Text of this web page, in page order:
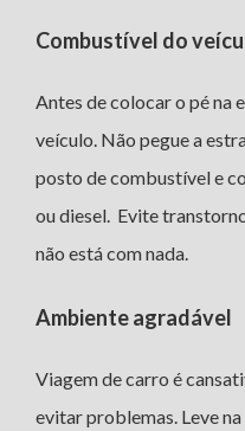
Combustível do
Antes de colocar o pé na
veículo. Não pegue a
posto de combustível e
ou diesel. Evite
não está com nada.
Ambiente agradável
Viagem de carro é
evitar problemas. Leve na